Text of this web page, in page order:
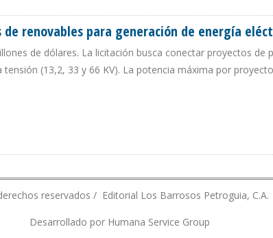
renovables para generación de energía
de dólares. La licitación busca conectar proyectos de
(13,2, 33 y 66 KV). La potencia máxima por
reservados / Editorial Los Barrosos Petroguia,
Desarrollado por Humana Service Group